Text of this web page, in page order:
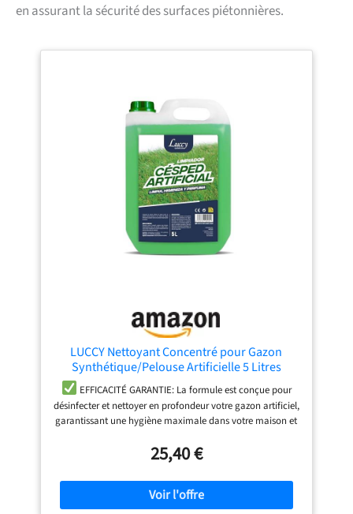
en assurant la sécurité des surfaces piétonnières.
LUCCY Nettoyant Concentré pour Gazon
Synthétique/Pelouse Artificielle 5 Litres
EFFICACITÉ GARANTIE: La formule est conçue pour
désinfecter et nettoyer en profondeur votre gazon artificiel,
garantissant une hygiène maximale dans votre maison et
gazon offre une combinaison parfaite de purification,
se contente pas de nettoyer la surface, il lui redonne un
aspect neuf en éliminant tous les agents nocifs.
25,40 €